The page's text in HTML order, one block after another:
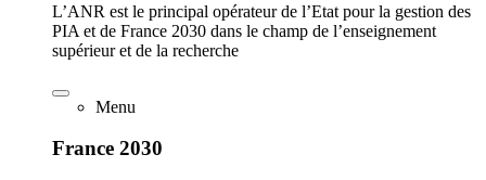
L’ANR est le principal opérateur de l’Etat pour la gestion des
PIA et de France 2030 dans le champ de l’enseignement
supérieur et de la recherche
Menu
France 2030